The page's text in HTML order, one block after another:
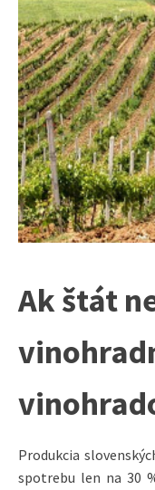
Ak štát
Produkcia
spotrebu len na 30